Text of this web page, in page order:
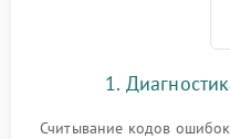
циркуляционным насосом
1.
Считывание кодов